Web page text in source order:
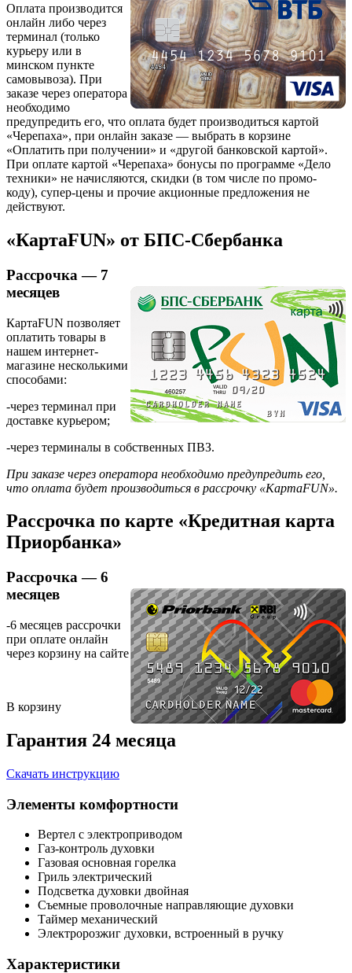
Оплата производится
онлайн либо через
терминал (только
курьеру или в
минском пункте
самовывоза). При
заказе через оператора
необходимо
предупредить его, что оплата будет производиться картой
«Черепаха», при онлайн заказе — выбрать в корзине
«Оплатить при получении» и «другой банковской картой».
При оплате картой «Черепаха» бонусы по программе «Дело
техники» не начисляются, скидки (в том числе по промо-
коду), супер-цены и прочие акционные предложения не
действуют.
«КартаFUN» от БПС-Сбербанка
Рассрочка — 7
месяцев
КартаFUN позволяет
оплатить товары в
нашем интернет-
магазине несколькими
способами:
-через терминал при
доставке курьером;
-через терминалы в собственных ПВЗ.
При заказе через оператора необходимо предупредить его,
что оплата будет производиться в рассрочку «КартаFUN».
Рассрочка по карте «Кредитная карта
Приорбанка»
Рассрочка — 6
месяцев
-6 месяцев рассрочки
при оплате онлайн
через корзину на сайте
В корзину
Гарантия 24 месяца
Скачать инструкцию
Элементы комфортности
Вертел с электроприводом
Газ-контроль духовки
Газовая основная горелка
Гриль электрический
Подсветка духовки двойная
Съемные проволочные направляющие духовки
Таймер механический
Электророзжиг духовки, встроенный в ручку
Характеристики